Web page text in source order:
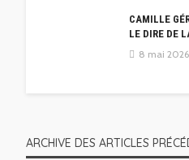
CAMILLE
LE DIRE DE
8 mai 2026
ARCHIVE DES ARTICLES